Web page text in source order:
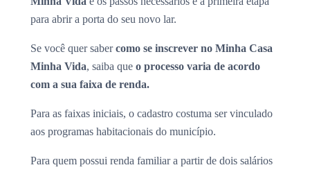
para abrir a porta do seu novo lar.
Se você quer sabercomo se inscrever no Minha Casa
Minha Vida, saiba que o processo varia de acordo
com a sua faixa de renda.
Para as faixas iniciais, o cadastro costuma ser vinculado
aos programas habitacionais do município.
Para quem possui renda familiar a partir de dois salários